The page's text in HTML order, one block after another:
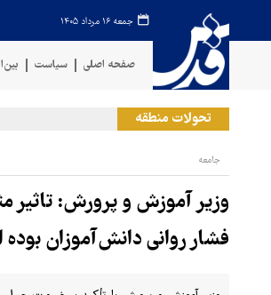
جمعه ۱۶ مرداد ۱۴۰۵
صفحه اصلی سیاست
تحولات منطقه
جامعه
وزیر آموزش و پرورش: تاثیر
فشار روانی دانش‌آموزان